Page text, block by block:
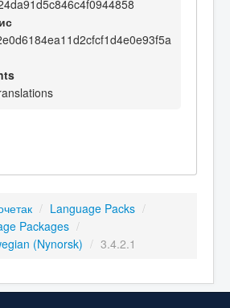
/ Language Packs /
Packages /
(Nynorsk) / 3.4.2.1